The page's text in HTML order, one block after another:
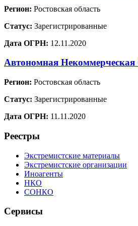
Регион: Ростовская область
Статус: Зарегистрированные
Дата ОГРН: 12.11.2020
Автономная
Регион: Ростовская область
Статус: Зарегистрированные
Дата ОГРН: 11.11.2020
Реестры
Экстремистские материалы
Экстремистские организации
Иноагенты
НКО
СОНКО
Сервисы